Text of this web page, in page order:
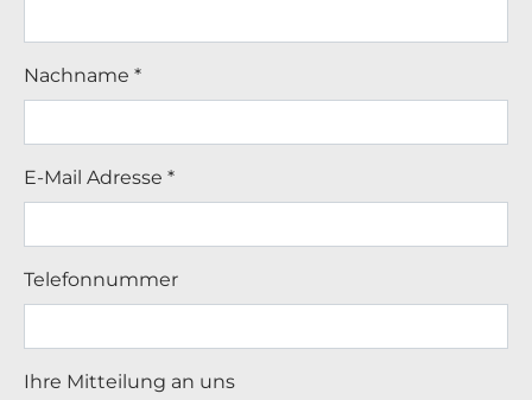
Nachname *
E-Mail Adresse *
Telefonnummer
Ihre Mitteilung an uns